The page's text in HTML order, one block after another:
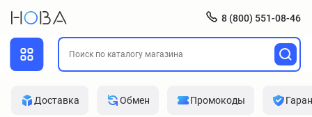
8 (800) 551-08-46
Доставка Обмен Промокоды